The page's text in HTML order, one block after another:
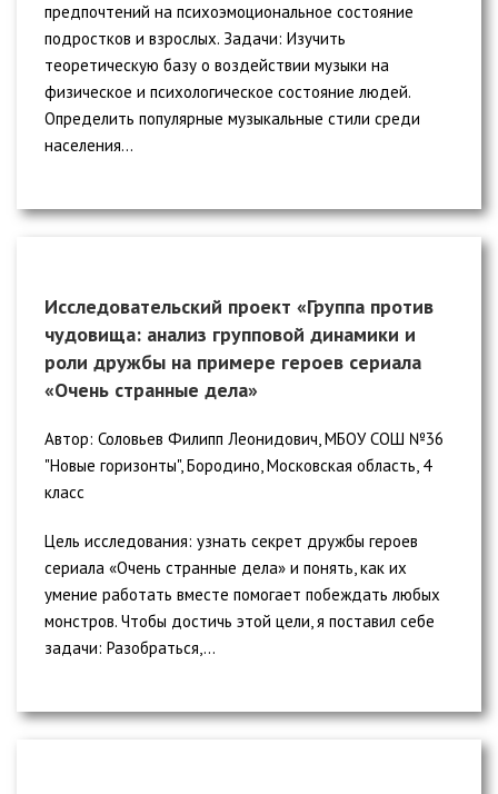
предпочтений на психоэмоциональное состояние
подростков и взрослых. Задачи: Изучить
теоретическую базу о воздействии музыки на
физическое и психологическое состояние людей.
Определить популярные музыкальные стили среди
населения...
Исследовательский проект «Группа против
чудовища: анализ групповой динамики и
роли дружбы на примере героев сериала
«Очень странные дела»
Автор: Соловьев Филипп Леонидович, МБОУ СОШ №36
"Новые горизонты", Бородино, Московская область, 4
класс
Цель исследования: узнать секрет дружбы героев
сериала «Очень странные дела» и понять, как их
умение работать вместе помогает побеждать любых
монстров. Чтобы достичь этой цели, я поставил себе
задачи: Разобраться,...